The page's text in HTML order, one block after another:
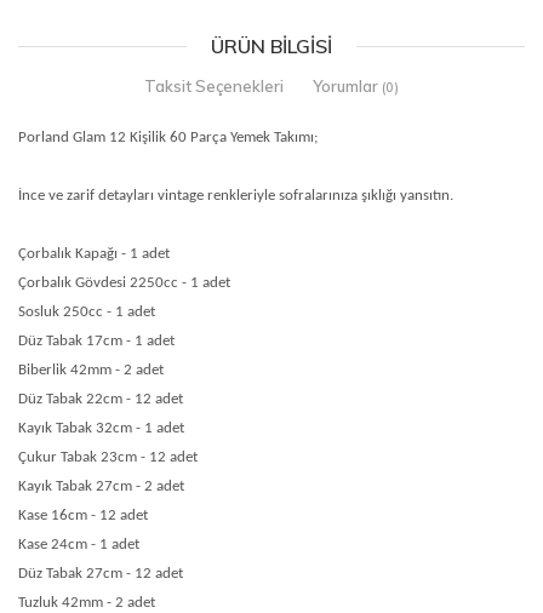
ÜRÜN BILGISI
Taksit Seçenekleri Yorumlar (0)
Porland Glam 12 Kişilik 60 Parça Yemek Takımı;
İnce ve zarif detayları vintage renkleriyle sofralarınıza şıklığı yansıtın.
Çorbalık Kapağı - 1 adet
Çorbalık Gövdesi 2250cc - 1 adet
Sosluk 250cc - 1 adet
Düz Tabak 17cm - 1 adet
Biberlik 42mm - 2 adet
Düz Tabak 22cm - 12 adet
Kayık Tabak 32cm - 1 adet
Çukur Tabak 23cm - 12 adet
Kayık Tabak 27cm - 2 adet
Kase 16cm - 12 adet
Kase 24cm - 1 adet
Düz Tabak 27cm - 12 adet
Tuzluk 42mm - 2 adet